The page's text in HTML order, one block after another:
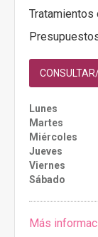
Lunes
Martes
Miércoles
Jueves
Viernes
Sábado
Más